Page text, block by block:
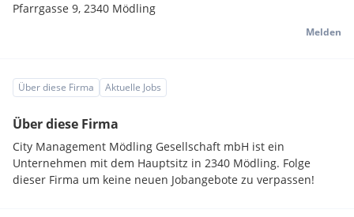
Pfarrgasse 9, 2340 Mödling
Melden
Über diese Firma Aktuelle Jobs
Über diese Firma
City Management Mödling Gesellschaft mbH ist ein
Unternehmen mit dem Hauptsitz in 2340 Mödling. Folge
dieser Firma um keine neuen Jobangebote zu verpassen!